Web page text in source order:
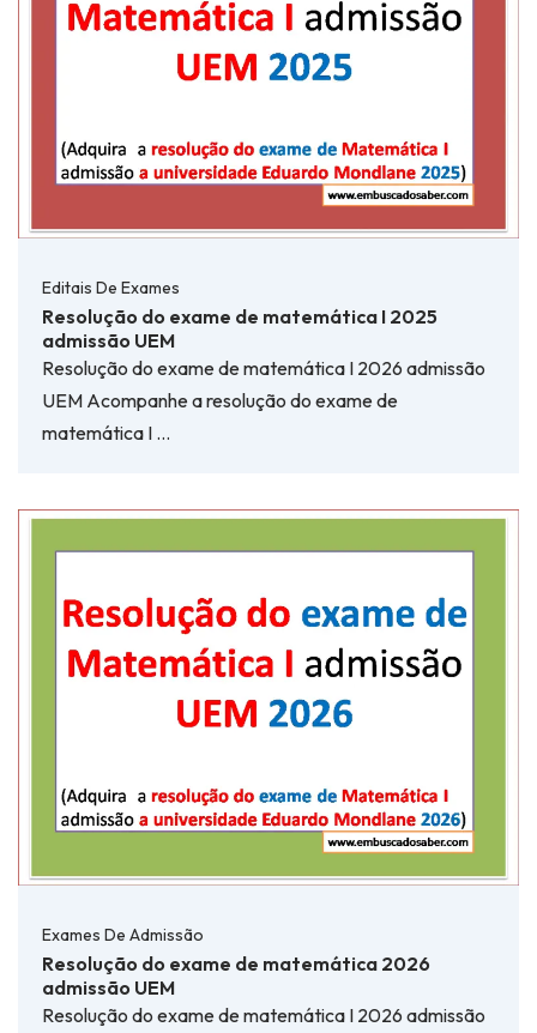
Editais De Exames
Resolução do exame de matemática I 2025
admissão UEM
Resolução do exame de matemática I 2026 admissão
UEM Acompanhe a resolução do exame de
matemática I …
Exames De Admissão
Resolução do exame de matemática 2026
admissão UEM
Resolução do exame de matemática I 2026 admissão